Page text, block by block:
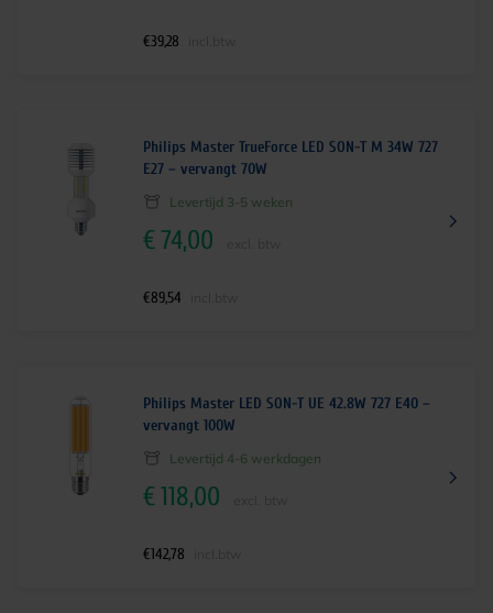
€39,28
Philips Master TrueForce LED SON-T M 34W 727
E27 – vervangt 70W
Levertijd 3-5 weken
€74,00
€89,54
Philips Master LED SON-T UE 42.8W 727 E40 –
vervangt 100W
Levertijd 4-6 werkdagen
€118,00
€142,78